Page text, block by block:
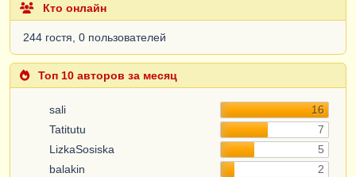
Кто онлайн
244 гостя, 0 пользователей
Топ 10 авторов за месяц
sali
16
Tatitutu
7
LizkaSosiska
5
balakin
2